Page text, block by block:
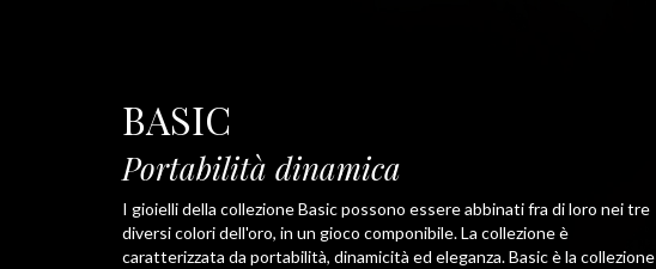
BASIC
Portabilità dinamica
I gioielli della collezione Basic possono essere abbinati fra di loro nei tre
diversi colori dell'oro, in un gioco componibile. La collezione è
caratterizzata da portabilità, dinamicità ed eleganza. Basic è la collezione